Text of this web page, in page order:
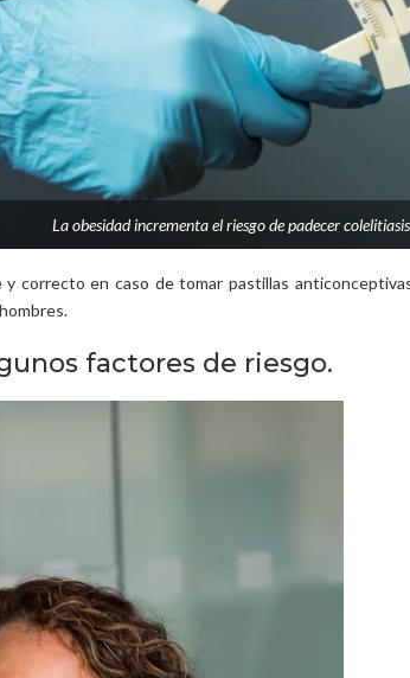
La obesidad incrementa el riesgo de padecer colelitiasis
y correcto en caso de tomar pastillas
factores de riesgo.